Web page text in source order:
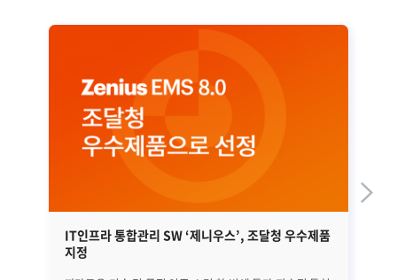
IT인프라 통합관리 SW ‘제니우스’, 조달청 우수제품
지정